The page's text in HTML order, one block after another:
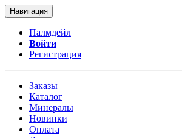
Навигация
Палмдейл
Войти
Регистрация
Заказы
Каталог
Минералы
Новинки
Оплата